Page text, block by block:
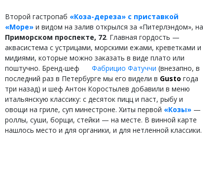
Второй гастропаб «Коза-дереза» с приставкой
«Море» и видом на залив открылся за «Питерлэндом», на
Приморском проспекте, 72. Главная гордость —
аквасистема с устрицами, морскими ежами, креветками и
мидиями, которые можно заказать в виде плато или
поштучно. Бренд-шеф
Фабрицио Фатуччи (внезапно, в
последний раз в Петербурге мы его видели в Gusto года
три назад) и шеф Антон Коростылев добавили в меню
итальянскую классику: с десяток пицц и паст, рыбу и
овощи на гриле, суп минестроне. Хиты первой «Козы» —
роллы, суши, борщи, стейки — на месте. В винной карте
нашлось место и для органики, и для нетленной классики.